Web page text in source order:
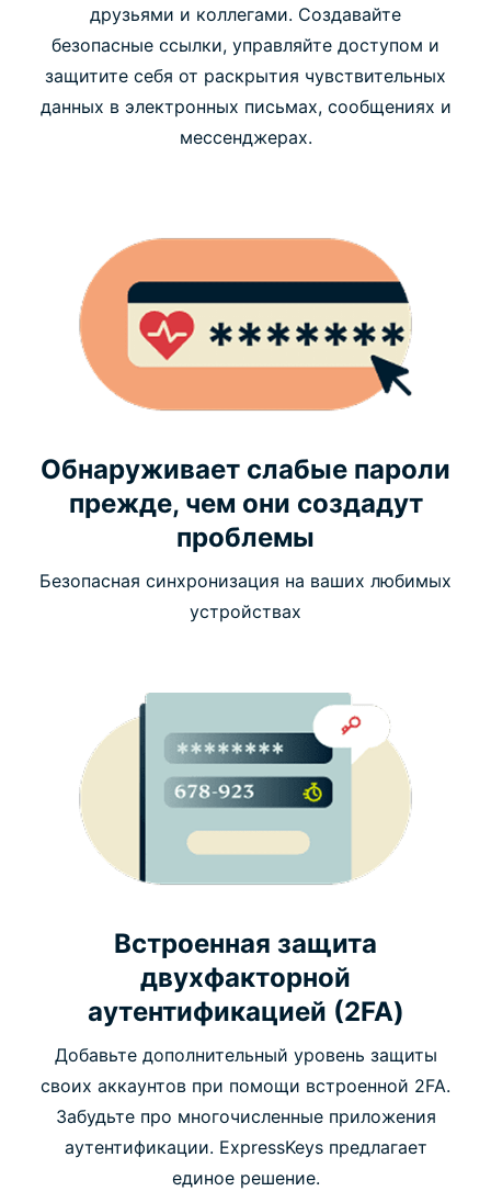
друзьями и коллегами. Создавайте
безопасные ссылки, управляйте доступом и
защитите себя от раскрытия чувствительных
данных в электронных письмах, сообщениях и
мессенджерах.
Обнаруживает слабые пароли
прежде, чем они создадут
проблемы
Безопасная синхронизация на ваших любимых
устройствах
Встроенная защита
двухфакторной
аутентификацией (2FA)
Добавьте дополнительный уровень защиты
своих аккаунтов при помощи встроенной 2FA.
Забудьте про многочисленные приложения
аутентификации. ExpressKeys предлагает
единое решение.